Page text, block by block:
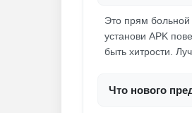
Это прям
установи APK
быть хитрости.
Что нового